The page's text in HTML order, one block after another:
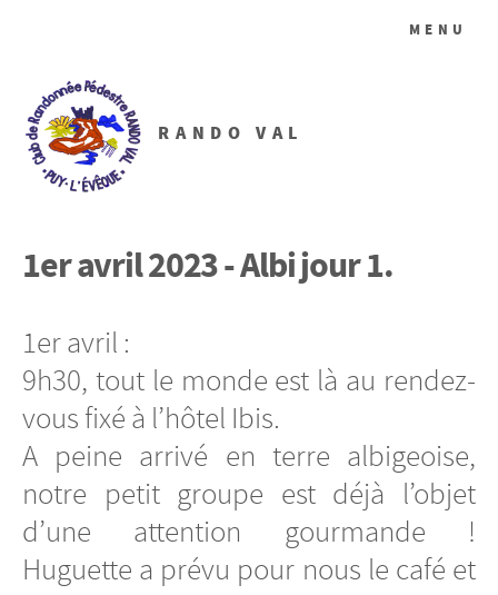
RANDO VAL
MENU
1er avril 2023 - Albi jour 1.
1er avril :
9h30, tout le monde est là au rendez-
vous fixé à l’hôtel Ibis.
A peine arrivé en terre albigeoise,
notre petit groupe est déjà l’objet
d’une attention gourmande !
Huguette a prévu pour nous le café et